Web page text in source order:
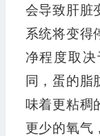
会导致肝脏
系统将变得
净程度取
同，蛋的脂
味着更粘稠
更少的氧气